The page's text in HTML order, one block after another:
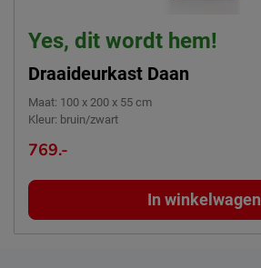
Yes, dit wordt hem!
Draaideurkast Daan
Maat: 100 x 200 x 55 cm
Kleur: bruin/zwart
769.-
In winkelwagen